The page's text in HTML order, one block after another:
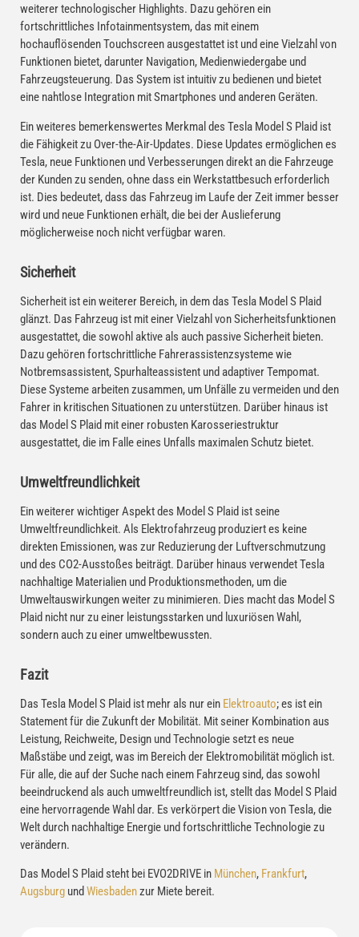
weiterer technologischer Highlights. Dazu gehören ein
fortschrittliches Infotainmentsystem, das mit einem
hochauflösenden Touchscreen ausgestattet ist und eine Vielzahl von
Funktionen bietet, darunter Navigation, Medienwiedergabe und
Fahrzeugsteuerung. Das System ist intuitiv zu bedienen und bietet
eine nahtlose Integration mit Smartphones und anderen Geräten.
Ein weiteres bemerkenswertes Merkmal des Tesla Model S Plaid ist
die Fähigkeit zu Over-the-Air-Updates. Diese Updates ermöglichen es
Tesla, neue Funktionen und Verbesserungen direkt an die Fahrzeuge
der Kunden zu senden, ohne dass ein Werkstattbesuch erforderlich
ist. Dies bedeutet, dass das Fahrzeug im Laufe der Zeit immer besser
wird und neue Funktionen erhält, die bei der Auslieferung
möglicherweise noch nicht verfügbar waren.
Sicherheit
Sicherheit ist ein weiterer Bereich, in dem das Tesla Model S Plaid
glänzt. Das Fahrzeug ist mit einer Vielzahl von Sicherheitsfunktionen
ausgestattet, die sowohl aktive als auch passive Sicherheit bieten.
Dazu gehören fortschrittliche Fahrerassistenzsysteme wie
Notbremsassistent, Spurhalteassistent und adaptiver Tempomat.
Diese Systeme arbeiten zusammen, um Unfälle zu vermeiden und den
Fahrer in kritischen Situationen zu unterstützen. Darüber hinaus ist
das Model S Plaid mit einer robusten Karosseriestruktur
ausgestattet, die im Falle eines Unfalls maximalen Schutz bietet.
Umweltfreundlichkeit
Ein weiterer wichtiger Aspekt des Model S Plaid ist seine
Umweltfreundlichkeit. Als Elektrofahrzeug produziert es keine
direkten Emissionen, was zur Reduzierung der Luftverschmutzung
und des CO2-Ausstoßes beiträgt. Darüber hinaus verwendet Tesla
nachhaltige Materialien und Produktionsmethoden, um die
Umweltauswirkungen weiter zu minimieren. Dies macht das Model S
Plaid nicht nur zu einer leistungsstarken und luxuriösen Wahl,
sondern auch zu einer umweltbewussten.
Fazit
Das Tesla Model S Plaid ist mehr als nur ein Elektroauto; es ist ein
Statement für die Zukunft der Mobilität. Mit seiner Kombination aus
Leistung, Reichweite, Design und Technologie setzt es neue
Maßstäbe und zeigt, was im Bereich der Elektromobilität möglich ist.
Für alle, die auf der Suche nach einem Fahrzeug sind, das sowohl
beeindruckend als auch umweltfreundlich ist, stellt das Model S Plaid
eine hervorragende Wahl dar. Es verkörpert die Vision von Tesla, die
Welt durch nachhaltige Energie und fortschrittliche Technologie zu
verändern.
Das Model S Plaid steht bei EVO2DRIVE in München, Frankfurt,
Augsburg und Wiesbadenzur Miete bereit.